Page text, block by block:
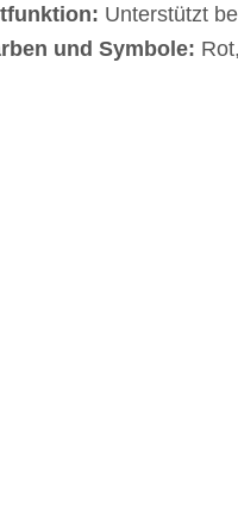
Unterstützt
und Symbole: